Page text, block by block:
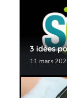
3 idées
11 mars